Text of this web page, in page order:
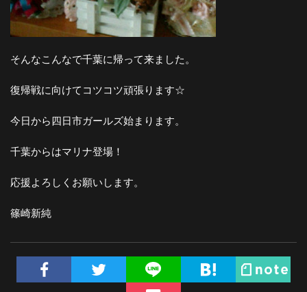
そんなこんなで千葉に帰って来ました。
復帰戦に向けてコツコツ頑張ります☆
今日から四日市ガールズ始まります。
千葉からはマリナ登場！
応援よろしくお願いします。
篠崎新純